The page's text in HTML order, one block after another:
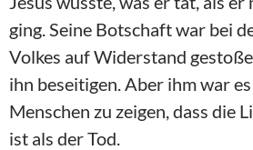
ging. Seine Botschaft war bei
Volkes auf Widerstand
ihn beseitigen. Aber ihm war
Menschen zu zeigen, dass die
ist als der Tod.